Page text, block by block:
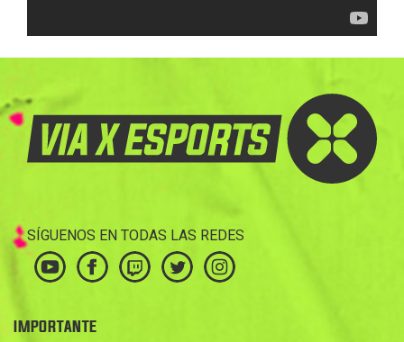
SÍGUENOS EN TODAS LAS REDES
IMPORTANTE